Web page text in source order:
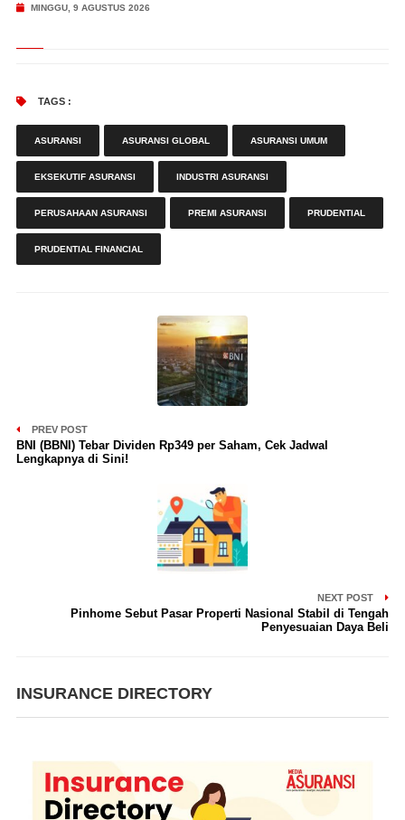
MINGGU, 9 AGUSTUS 2026
TAGS :
ASURANSI ASURANSI GLOBAL ASURANSI UMUM
EKSEKUTIF ASURANSI INDUSTRI ASURANSI
PERUSAHAAN ASURANSI PREMI ASURANSI PRUDENTIAL
PRUDENTIAL FINANCIAL
PREV POST
BNI (BBNI) Tebar Dividen Rp349 per Saham, Cek Jadwal
Lengkapnya di Sini!
NEXT POST
Pinhome Sebut Pasar Properti Nasional Stabil di Tengah
Penyesuaian Daya Beli
INSURANCE DIRECTORY